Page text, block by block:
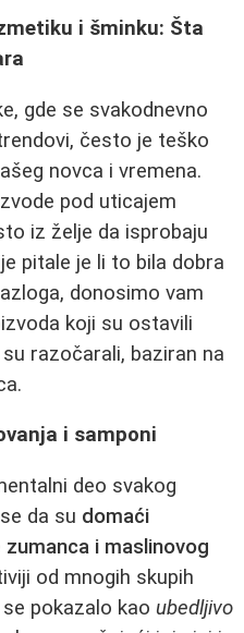
i šminku: Šta
gde se svakodnevno
često je teško
novca i vremena.
pod uticajem
iz želje da isprobaju
pitale je li to bila dobra
donosimo vam
koji su ostavili
razočarali, baziran na
i samponi
deo svakog
da su domaći
zumanca i maslinovog
od mnogih skupih
pokazalo kao ubedljivo